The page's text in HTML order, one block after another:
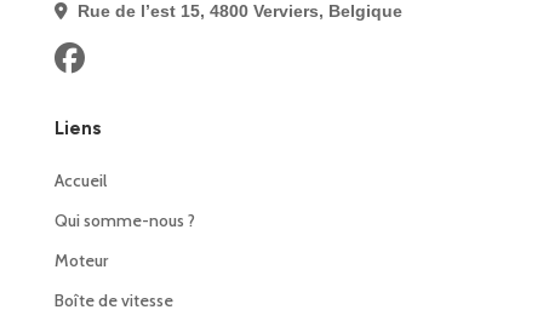
Rue de l’est 15, 4800 Verviers, Belgique
Liens
Accueil
Qui somme-nous ?
Moteur
Boîte de vitesse